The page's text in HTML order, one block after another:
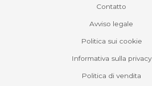
Contatto
Avviso legale
Politica sui cookie
Informativa sulla privacy
Politica di vendita